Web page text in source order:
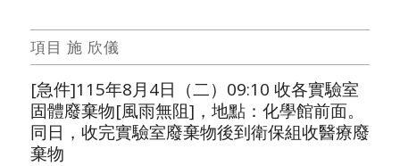
項目 施 欣儀
[急件]115年8月4日（二）09:10 收各實驗室
固體廢棄物[風雨無阻]，地點：化學館前面。
同日，收完實驗室廢棄物後到衛保組收醫療廢
棄物